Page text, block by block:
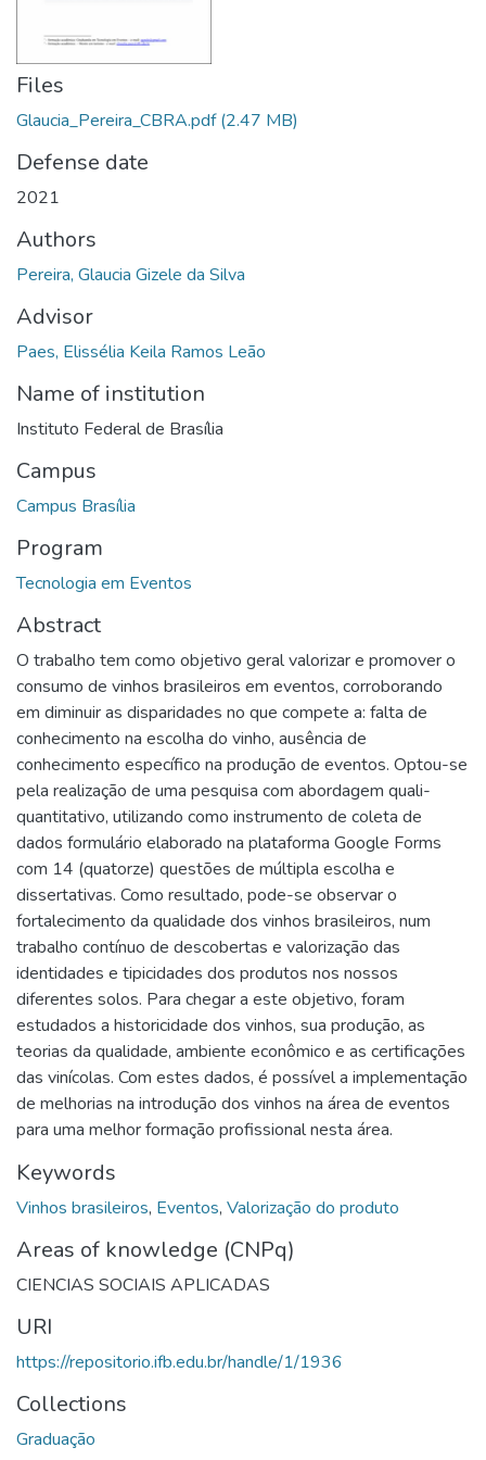
Files
Glaucia_Pereira_CBRA.pdf(2.47 MB)
Defense date
2021
Authors
Pereira, Glaucia Gizele da Silva
Advisor
Paes, Elissélia Keila Ramos Leão
Name of institution
Instituto Federal de Brasília
Campus
Campus Brasília
Program
Tecnologia em Eventos
Abstract
O trabalho tem como objetivo geral valorizar e promover o
consumo de vinhos brasileiros em eventos, corroborando
em diminuir as disparidades no que compete a: falta de
conhecimento na escolha do vinho, ausência de
conhecimento específico na produção de eventos. Optou-se
pela realização de uma pesquisa com abordagem quali-
quantitativo, utilizando como instrumento de coleta de
dados formulário elaborado na plataforma Google Forms
com 14 (quatorze) questões de múltipla escolha e
dissertativas. Como resultado, pode-se observar o
fortalecimento da qualidade dos vinhos brasileiros, num
trabalho contínuo de descobertas e valorização das
identidades e tipicidades dos produtos nos nossos
diferentes solos. Para chegar a este objetivo, foram
estudados a historicidade dos vinhos, sua produção, as
teorias da qualidade, ambiente econômico e as certificações
das vinícolas. Com estes dados, é possível a implementação
de melhorias na introdução dos vinhos na área de eventos
para uma melhor formação profissional nesta área.
Keywords
Vinhos brasileiros, Eventos, Valorização do produto
Areas of knowledge (CNPq)
CIENCIAS SOCIAIS APLICADAS
URI
https://repositorio.ifb.edu.br/handle/1/1936
Collections
Graduação